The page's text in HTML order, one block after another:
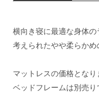
横向き寝に最適な身体
考えられたやや柔らかめ
マットレスの価格となり
ベッドフレームは別売り